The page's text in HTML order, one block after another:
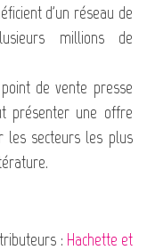
d'un réseau de
millions de
de vente presse
présenter une offre
les secteurs les plus
: Hachette et